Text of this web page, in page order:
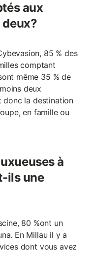
aux
deux?
85 % des
comptant
même 35 % de
deux
donc la destination
en famille ou
à
ils une
80 %ont un
En Millau il y a
dont vous avez